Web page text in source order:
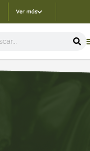
Indicadores Precios
Ver más